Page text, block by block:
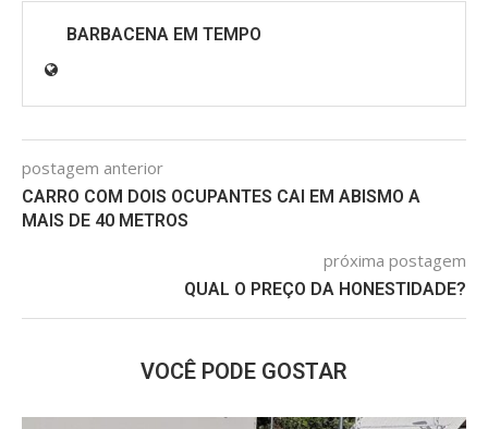
BARBACENA EM TEMPO
postagem anterior
CARRO COM DOIS OCUPANTES CAI EM ABISMO A
MAIS DE 40 METROS
próxima postagem
QUAL O PREÇO DA HONESTIDADE?
VOCÊ PODE GOSTAR